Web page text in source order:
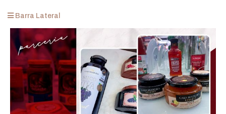
Barra Lateral